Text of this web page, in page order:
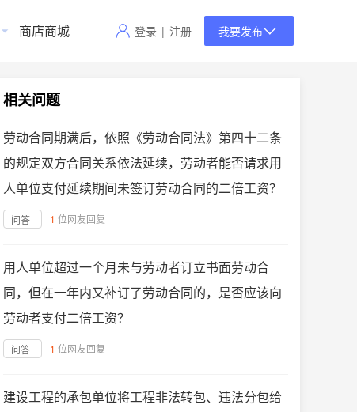
商店商城 登录 | 注册 我要发布
相关问题
劳动合同期满后，依照《劳动合同法》第四十二条
的规定双方合同关系依法延续，劳动者能否请求用
人单位支付延续期间未签订劳动合同的二倍工资？
问答 1 位网友回复
用人单位超过一个月未与劳动者订立书面劳动合
同，但在一年内又补订了劳动合同的，是否应该向
劳动者支付二倍工资？
问答 1 位网友回复
建设工程的承包单位将工程非法转包、违法分包给